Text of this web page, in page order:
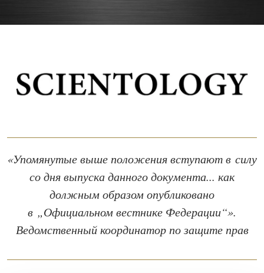
«Упомянутые выше положения вступают в силу
со дня выпуска данного документа... как
должным образом опубликовано
в „Официальном вестнике Федерации“».
Ведомственный координатор по защите прав